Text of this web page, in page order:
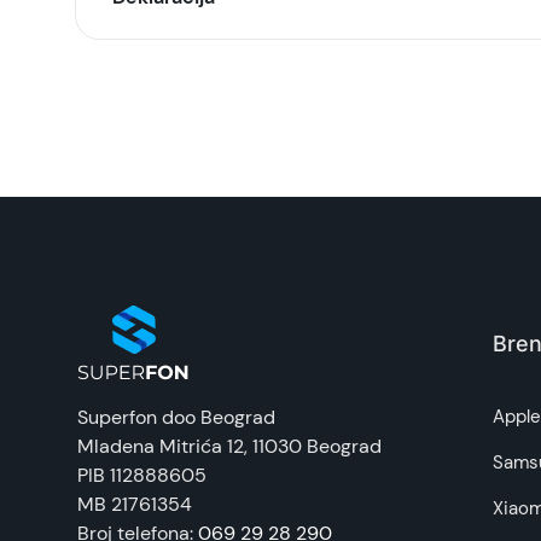
Uvoznik:
Zemlja porekla:
Prava potrošača:
Napomena:
Superfon doo Beograd
Mladena Mitrića 12, 11030 Beograd
PIB 112888605
MB 21761354
Broj telefona:069 29 28 290
Apple